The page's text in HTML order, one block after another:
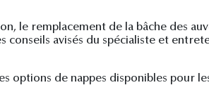
le remplacement de la bâche des
conseils avisés du spécialiste et
options de nappes disponibles pour